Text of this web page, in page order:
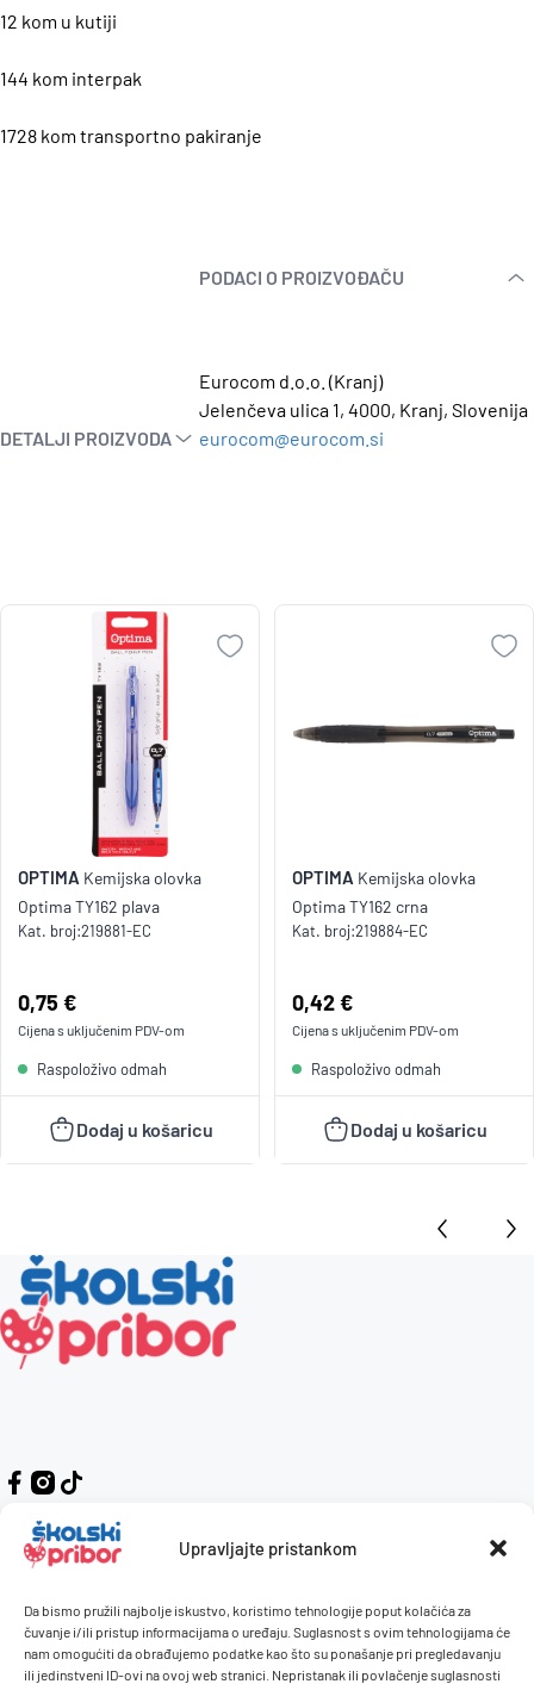
Upravljajte pristankom
Da bismo pružili najbolje iskustvo, koristimo tehnologije poput kolačića za
čuvanje i/ili pristup informacijama o uređaju. Suglasnost s ovim tehnologijama će
nam omogućiti da obrađujemo podatke kao što su ponašanje pri pregledavanju
ili jedinstveni ID-ovi na ovoj web stranici. Nepristanak ili povlačenje suglasnosti
12 kom u kutiji
144 kom interpak
1728 kom transportno pakiranje
DETALJI PROIZVODA
PODACI O PROIZVOĐAČU
Eurocom d.o.o. (Kranj)
Jelenčeva ulica 1, 4000, Kranj, Slovenija
eurocom@eurocom.si
OPTIMA Kemijska olovka
Optima TY162 plava
Kat. broj:219881-EC
Cijena:
0,75 €
Cijena s uključenim PDV-om
Raspoloživo odmah
Dodaj u košaricu
OPTIMA Kemijska olovka
Optima TY162 crna
Kat. broj:219884-EC
Cijena:
0,42 €
Cijena s uključenim PDV-om
Raspoloživo odmah
Dodaj u košaricu
Kontakt
O nama
Naručivanje i plaćanje
Uvjeti korištenja